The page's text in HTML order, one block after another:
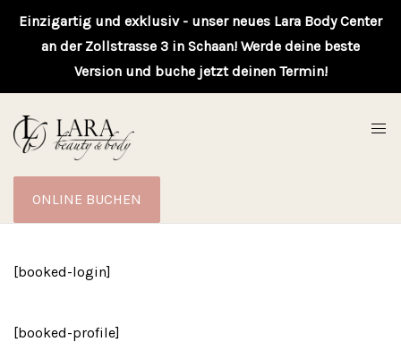
Einzigartig und exklusiv - unser neues Lara Body Center
an der Zollstrasse 3 in Schaan! Werde deine beste
Version und buche jetzt deinen Termin!
ONLINE BUCHEN
[booked-login]
[booked-profile]